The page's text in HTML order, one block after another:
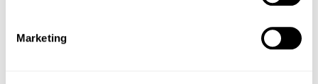
Marketing